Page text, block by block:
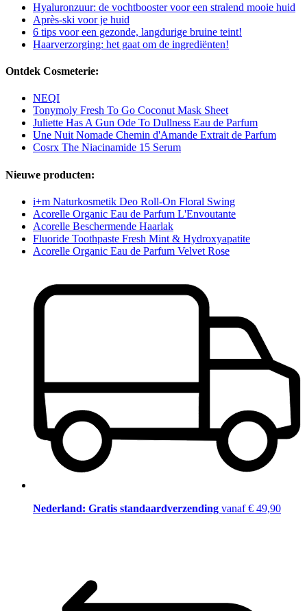
Hyaluronzuur: de vochtbooster voor een stralend mooie huid
Après-ski voor je huid
6 tips voor een gezonde, langdurige bruine teint!
Haarverzorging: het gaat om de ingrediënten!
Ontdek Cosmeterie:
NEQI
Tonymoly Fresh To Go Coconut Mask Sheet
Juliette Has A Gun Ode To Dullness Eau de Parfum
Une Nuit Nomade Chemin d'Amande Extrait de Parfum
Cosrx The Niacinamide 15 Serum
Nieuwe producten:
i+m Naturkosmetik Deo Roll-On Floral Swing
Acorelle Organic Eau de Parfum L'Envoutante
Acorelle Beschermende Haarlak
Fluoride Toothpaste Fresh Mint & Hydroxyapatite
Acorelle Organic Eau de Parfum Velvet Rose
Nederland: Gratis standaardverzending vanaf € 49,90